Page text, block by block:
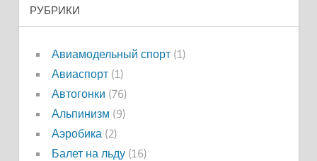
РУБРИКИ
Авиамодельный спорт(1)
Авиаспорт(1)
Автогонки (76)
Альпинизм (9)
Аэробика (2)
Балет на льду(16)